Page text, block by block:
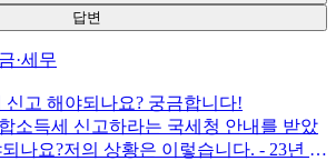
답변
·세무
신고 해야되나요? 궁금합니다!
소득세 신고하라는 국세청 안내를 받았
나요?저의 상황은 이렇습니다. - 23년 10